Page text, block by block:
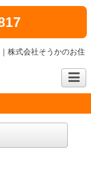
株式会社そうかのお住